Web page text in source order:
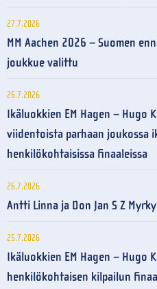
27.7.2026
MM Aachen 2026 – Suomen
joukkue valittu
26.7.2026
Ikäluokkien EM Hagen – Hugo
viidentoista parhaan joukossa
henkilökohtaisissa finaaleissa
26.7.2026
Antti Linna ja Don Jan S Z
25.7.2026
Ikäluokkien EM Hagen – Hugo
henkilökohtaisen kilpailun